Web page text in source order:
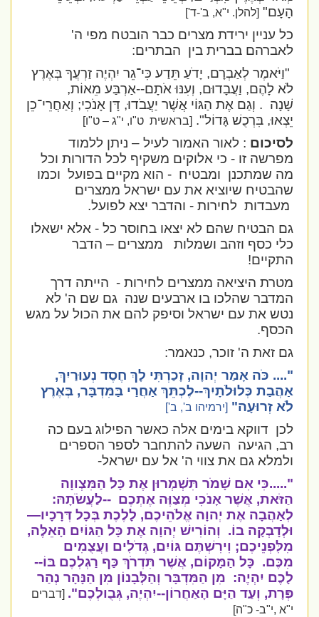
הָעָם"[להלן.י"א, ב'-ד']
כל עניין ירידת מצרים כבר הובטח מפי ה'
לאברהם בברית בין הבתרים:
וַיֹּאמֶר לְאַבְרָם, יָדֹעַ תֵּדַע כִּי־גֵר יִהְיֶה זַרְעֲךָ בְּאֶרֶץ
לֹא לָהֶם, וַעֲבָדוּם, וְעִנּוּ אֹתָם--אַרְבַּע מֵאוֹת,
שָׁנָה. וְגַם אֶת הַגּוֹי אֲשֶׁר יַעֲבֹדוּ, דָּן אָנֹכִי; וְאַחֲרֵי־כֵן
יֵצְאוּ, בִּרְכֻשׁ גָּדוֹל." [בראשית ט"ו, י"ג – ט"ו]
לסיכום: לאור האמור לעיל – ניתן ללמוד
מפרשה זו - כי אלוקים משקיף לכל הדורות וכל
מה שמתכנן ומבטיח - הוא מקיים בפועל וכמו
שהבטיח שיוציא את עם ישראל ממצרים
מעבדות לחירות - והדבר יצא לפועל.
גם הבטיח שהם לא יצאו בחוסר כל - אלא ישאלו
כלי כסף וזהב ושמלות
ממצרים – הדבר
התקיים!
מטרת היציאה ממצרים לחירות - הייתה דרך
המדבר שהלכו בו ארבעים שנה גם שם ה' לא
נטש את עם ישראל וסיפק להם את הכול על מגש
הכסף.
גם זאת ה' זוכר, כנאמר:
".... כֹּה אָמַר יְהוָה, זָכַרְתִּי לָךְ חֶסֶד נְעוּרַיִךְ,
אַהֲבַת כְּלוּלֹתָיִךְ--לֶכְתֵּךְ אַחֲרַי בַּמִּדְבָּר, בְּאֶרֶץ
לֹא זְרוּעָה"[ירמיהו ב', ב']
לכן דווקא בימים אלה כאשר הפילוג בעם כה
רב, הגיעה השעה להתחבר לספר הספרים
ולמלא גם את צווי ה' אל עם ישראל-
".....כִּי אִם שָׁמֹר תִּשְׁמְרוּן אֶת כָּל הַמִּצְווָה
הַזֹּאת, אֲשֶׁר אָנֹכִי מְצַוֶּה אֶתְכֶם --לַעֲשֹׂתָהּ:
לְאַהֲבָה אֶת יְהוָה אֱלֹהֵיכֶם, לָלֶכֶת בְּכָל דְּרָכָיו—
וּלְדָבְקָה בוֹ. וְהוֹרִישׁ יְהוָה אֶת כָּל הַגּוֹיִם הָאֵלֶּה,
מִלִּפְנֵיכֶם; וִירִשְׁתֶּם גּוֹיִם, גְּדֹלִים וַעֲצֻמִים
מִכֶּם. כָּל הַמָּקוֹם, אֲשֶׁר תִּדְרֹךְ כַּף רַגְלְכֶם בּוֹ--
לָכֶם יִהְיֶה: מִן הַמִּדְבָּר וְהַלְּבָנוֹן מִן הַנָּהָר נְהַר
פְּרָת, וְעַד הַיָּם הָאַחֲרוֹן--יִהְיֶה, גְּבֻולְכֶם". [דברים
י"א ,י"ב- כ"ה]